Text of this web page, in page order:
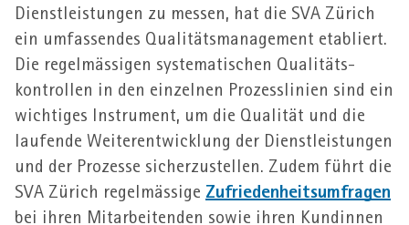
Dienst­leistungen zu messen, hat die SVA Zürich
ein umfassendes Qualitäts­management etabliert.
Die regel­mässigen systematischen Qualitäts­
kontrollen in den einzelnen Prozess­linien sind ein
wichtiges Instrument, um die Qualität und die
laufende Weiter­entwicklung der Dienst­leistungen
und der Prozesse sicher­zustellen. Zudem führt die
SVA Zürich regel­mässige Zufriedenheits­umfragen
bei ihren Mitarbeitenden sowie ihren Kundinnen